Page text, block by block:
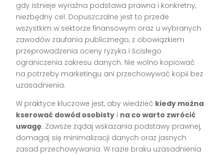
gdy istnieje wyraźna podstawa prawna i konkretny,
niezbędny cel. Dopuszczalne jest to przede
wszystkim w sektorze finansowym oraz u wybranych
zawodów zaufania publicznego, z obowiązkiem
przeprowadzenia oceny ryzyka i ścisłego
ograniczenia zakresu danych. Nie wolno kopiować
na potrzeby marketingu ani przechowywać kopii bez
uzasadnienia.
W praktyce kluczowe jest, aby wiedzieć kiedy można
kserować dowód osobisty i na co warto zwrócić
uwagę. Zawsze żądaj wskazania podstawy prawnej,
domagaj się minimalizacji danych oraz jasnych
zasad przechowywania. W razie braku uzasadnienia